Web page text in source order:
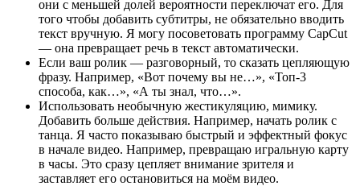
они с меньшей долей вероятности переключат его. Для
того чтобы добавить субтитры, не обязательно вводить
текст вручную. Я могу посоветовать программу CapCut
— она превращает речь в текст автоматически.
Если ваш ролик — разговорный, то сказать цепляющую
фразу. Например, «Вот почему вы не…», «Топ‑3
способа, как…», «А ты знал, что…».
Использовать необычную жестикуляцию, мимику.
Добавить больше действия. Например, начать ролик с
танца. Я часто показываю быстрый и эффектный фокус
в начале видео. Например, превращаю игральную карту
в часы. Это сразу цепляет внимание зрителя и
заставляет его остановиться на моём видео.